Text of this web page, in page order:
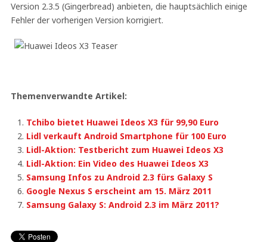
Version 2.3.5 (Gingerbread) anbieten, die hauptsächlich einige
Fehler der vorherigen Version korrigiert.
Themenverwandte Artikel:
Tchibo bietet Huawei Ideos X3 für 99,90 Euro
Lidl verkauft Android Smartphone für 100 Euro
Lidl-Aktion: Testbericht zum Huawei Ideos X3
Lidl-Aktion: Ein Video des Huawei Ideos X3
Samsung Infos zu Android 2.3 fürs Galaxy S
Google Nexus S erscheint am 15. März 2011
Samsung Galaxy S: Android 2.3 im März 2011?